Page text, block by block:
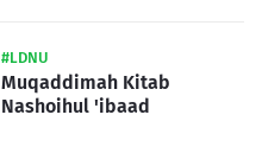
#LDNU
Muqaddimah Kitab
Nashoihul 'ibaad